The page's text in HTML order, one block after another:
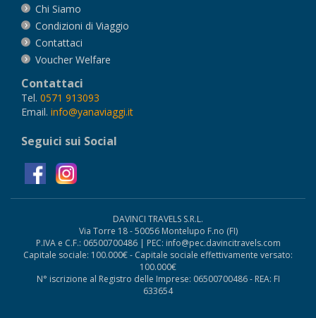
Chi Siamo
Condizioni di Viaggio
Contattaci
Voucher Welfare
Contattaci
Tel. 0571 913093
Email. info@yanaviaggi.it
Seguici sui Social
DAVINCI TRAVELS S.R.L.
Via Torre 18 - 50056 Montelupo F.no (FI)
P.IVA e C.F.: 06500700486 | PEC: info@pec.davincitravels.com
Capitale sociale: 100.000€ - Capitale sociale effettivamente versato:
100.000€
N° iscrizione al Registro delle Imprese: 06500700486 - REA: FI
633654